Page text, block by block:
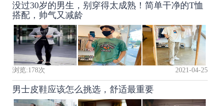
没过30岁的男生，别穿得太成熟！简单干净的T恤
搭配，帅气又减龄
浏览:178次 2021-04-25
男士皮鞋应该怎么挑选，舒适最重要